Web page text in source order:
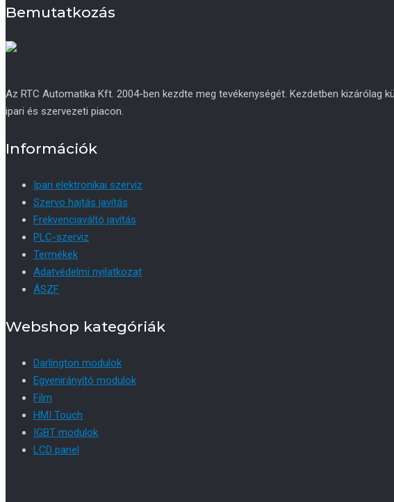
Bemutatkozás
Az RTC Automatika Kft. 2004-ben kezdte meg tevékenységét. Kezdetben kizárólag
ipari és szervezeti piacon.
Információk
Ipari elektronikai szerviz
Szervo hajtás javítás
Frekvenciaváltó javítás
PLC-szerviz
Termékek
Adatvédelmi nyilatkozat
ÁSZF
Webshop kategóriák
Darlington modulok
Egyenirányító modulok
Film
HMI Touch
IGBT modulok
LCD panel